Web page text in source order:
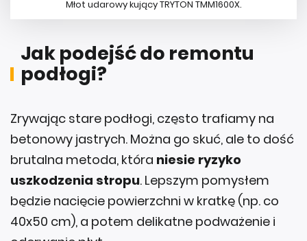
Młot udarowy kujący TRYTON TMM1600X.
Jak podejść do remontu
podłogi?
Zrywając stare podłogi, często trafiamy na
betonowy jastrych. Można go skuć, ale to dość
brutalna metoda, która niesie ryzyko
uszkodzenia stropu. Lepszym pomysłem
będzie nacięcie powierzchni w kratkę (np. co
40x50 cm), a potem delikatne podważenie i